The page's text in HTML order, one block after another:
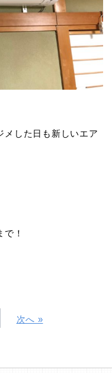
メした日も新しいエア
！
次へ »